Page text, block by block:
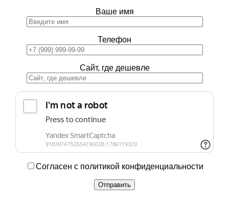
Ваше имя
Телефон
Сайт, где дешевле
Согласен с политикой конфиденциальности